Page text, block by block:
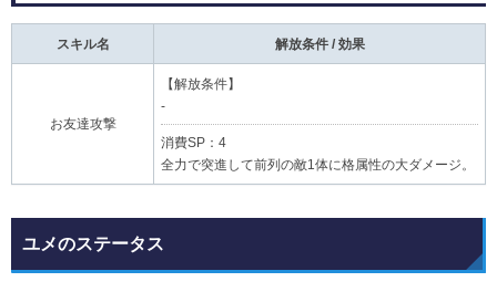
スキル名 解放条件 / 効果
お友達攻撃
【解放条件】
-
消費SP：4
全力で突進して前列の敵1体に格属性の大ダメージ。
ユメのステータス